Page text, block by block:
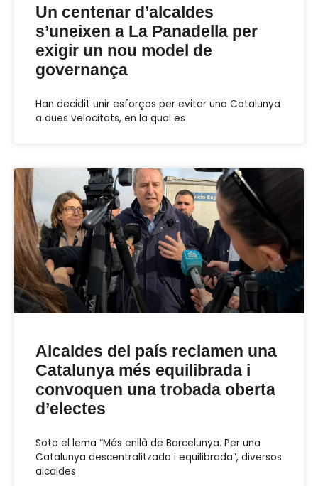
Un centenar d’alcaldes
s’uneixen a La Panadella per
exigir un nou model de
governança
Han decidit unir esforços per evitar una Catalunya
a dues velocitats, en la qual es
Alcaldes del país reclamen una
Catalunya més equilibrada i
convoquen una trobada oberta
d’electes
Sota el lema “Més enllà de Barcelunya. Per una
Catalunya descentralitzada i equilibrada”, diversos
alcaldes